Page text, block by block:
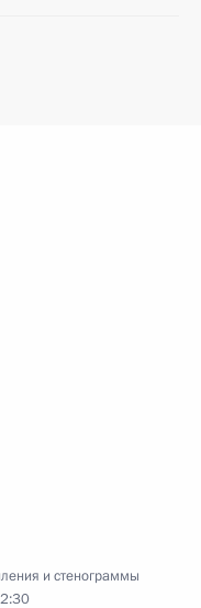
и стенограммы